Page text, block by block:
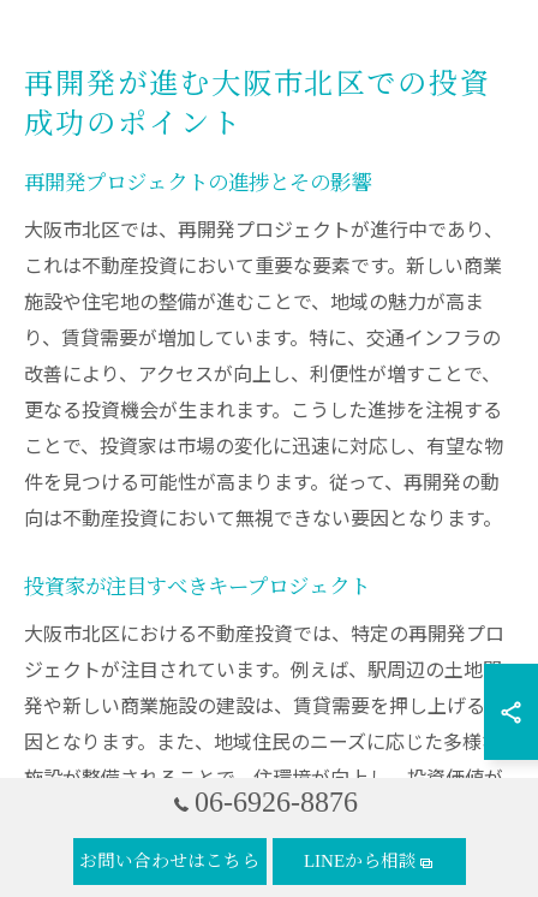
再開発が進む大阪市北区での投資
成功のポイント
再開発プロジェクトの進捗とその影響
大阪市北区では、再開発プロジェクトが進行中であり、
これは不動産投資において重要な要素です。新しい商業
施設や住宅地の整備が進むことで、地域の魅力が高ま
り、賃貸需要が増加しています。特に、交通インフラの
改善により、アクセスが向上し、利便性が増すことで、
更なる投資機会が生まれます。こうした進捗を注視する
ことで、投資家は市場の変化に迅速に対応し、有望な物
件を見つける可能性が高まります。従って、再開発の動
向は不動産投資において無視できない要因となります。
投資家が注目すべきキープロジェクト
大阪市北区における不動産投資では、特定の再開発プロ
ジェクトが注目されています。例えば、駅周辺の土地開
発や新しい商業施設の建設は、賃貸需要を押し上げる要
因となります。また、地域住民のニーズに応じた多様な
施設が整備されることで、住環境が向上し、投資価値が
増加することが期待されます。具体的には、地元の企業
との連携や新たなビジネスモデルの導入が進むことで、
地域経済が活性化し、結果的に不動産価値の上昇につな
06-6926-8876
お問い合わせはこちら LINEから相談